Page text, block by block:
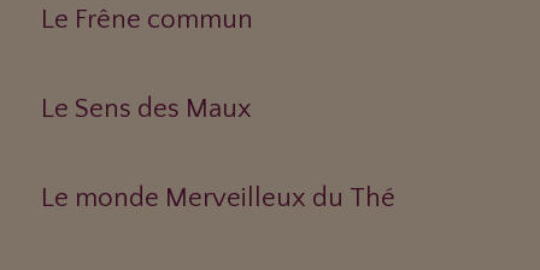
Le Frêne commun
Le Sens des Maux
Le monde Merveilleux du Thé